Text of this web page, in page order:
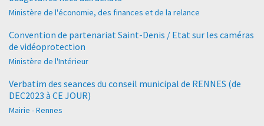
Ministère de l'économie, des finances et de la relance
Convention de partenariat Saint-Denis / Etat sur les caméras
de vidéoprotection
Ministère de l'Intérieur
Verbatim des seances du conseil municipal de RENNES (de
DEC2023 à CE JOUR)
Mairie - Rennes